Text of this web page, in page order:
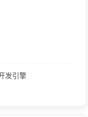
发引擎